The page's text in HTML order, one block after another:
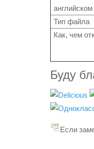
английском
Тип файла
Как, чем
Буду
Если